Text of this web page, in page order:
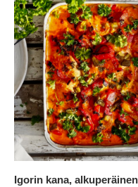
Igorin kana, alkuperäinen